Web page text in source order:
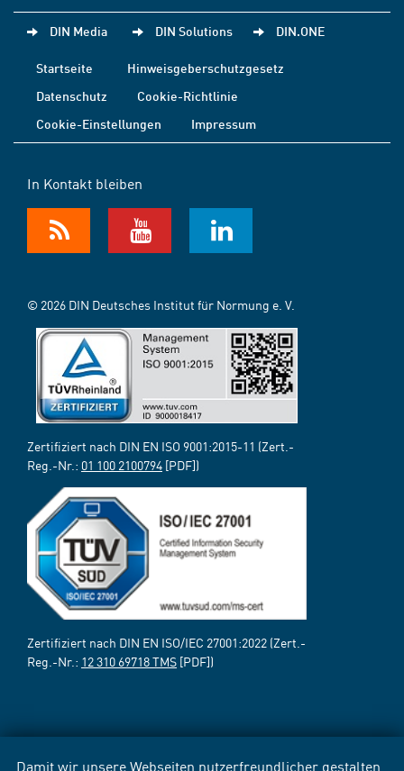
Damit wir unsere Webseiten nutzerfreundlicher gestalten
DIN Media DIN Solutions DIN.ONE
Startseite
Hinweisgeberschutzgesetz
Datenschutz
Cookie-Richtlinie
Cookie-Einstellungen
Impressum
In Kontakt bleiben
© 2026 DIN Deutsches Institut für Normung e. V.
Zertifiziert nach DIN EN ISO 9001:2015-11 (Zert.-
Reg.-Nr.: 01 100 2100794 [PDF])
Zertifiziert nach DIN EN ISO/IEC 27001:2022 (Zert.-
Reg.-Nr.: 12 310 69718 TMS [PDF])